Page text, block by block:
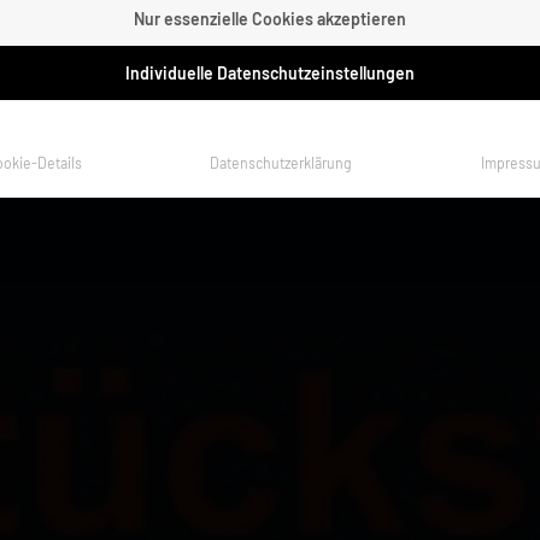
Nur essenzielle Cookies akzeptieren
Individuelle Datenschutzeinstellungen
Details Datenschutzerklärung